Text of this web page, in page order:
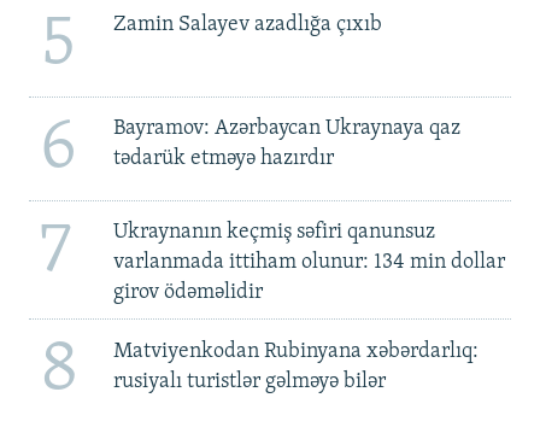
5 Zamin Salayev azadlığa çıxıb
6
Bayramov: Azərbaycan Ukraynaya qaz
tədarük etməyə hazırdır
7
Ukraynanın keçmiş səfiri qanunsuz
varlanmada ittiham olunur: 134 min dollar
girov ödəməlidir
8
Matviyenkodan Rubinyana xəbərdarlıq:
rusiyalı turistlər gəlməyə bilər